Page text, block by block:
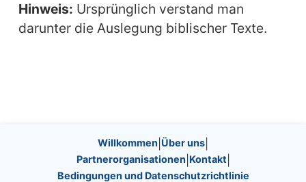
Hinweis: Ursprünglich verstand man
darunter die Auslegung biblischer Texte.
Site information, links, etc.
Willkommen Über uns
Partnerorganisationen Kontakt
Bedingungen und Datenschutzrichtlinie